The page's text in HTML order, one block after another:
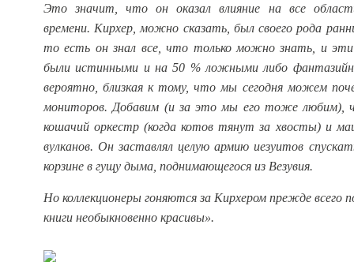
Это значит, что он оказал влияние на все
времени. Кирхер, можно сказать, был своего рода
то есть он знал все, что только можно знать, и
были истинными и на 50 % ложными либо
вероятно, близкая к тому, что мы сегодня можем
мониторов. Добавим (и за это мы его тоже любим),
кошачий оркестр (когда котов тянут за хвосты) и
вулканов. Он заставлял целую армию иезуитов
корзине в гущу дыма, поднимающегося из Везувия.
Но коллекционеры гоняются за Кирхером прежде всего
книги необыкновенно красивы».